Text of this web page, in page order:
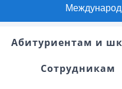
Абитуриентам и
Сотрудникам